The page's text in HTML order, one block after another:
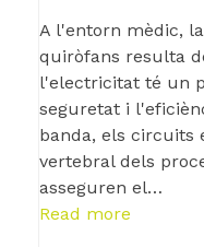
A l'entorn mèdic,
quiròfans resulta
l'electricitat té un
seguretat i
banda, els circuits
vertebral dels
asseguren el…
Read more